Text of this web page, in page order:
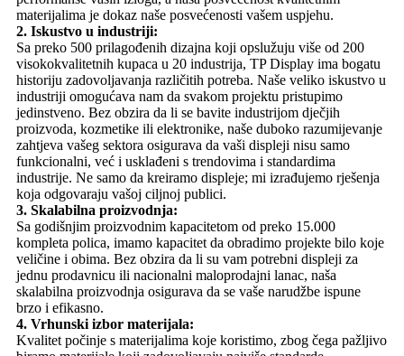
materijalima je dokaz naše posvećenosti vašem uspjehu.
2. Iskustvo u industriji:
Sa preko 500 prilagođenih dizajna koji opslužuju više od 200
visokokvalitetnih kupaca u 20 industrija, TP Display ima bogatu
historiju zadovoljavanja različitih potreba. Naše veliko iskustvo u
industriji omogućava nam da svakom projektu pristupimo
jedinstveno. Bez obzira da li se bavite industrijom dječjih
proizvoda, kozmetike ili elektronike, naše duboko razumijevanje
zahtjeva vašeg sektora osigurava da vaši displeji nisu samo
funkcionalni, već i usklađeni s trendovima i standardima
industrije. Ne samo da kreiramo displeje; mi izrađujemo rješenja
koja odgovaraju vašoj ciljnoj publici.
3. Skalabilna proizvodnja:
Sa godišnjim proizvodnim kapacitetom od preko 15.000
kompleta polica, imamo kapacitet da obradimo projekte bilo koje
veličine i obima. Bez obzira da li su vam potrebni displeji za
jednu prodavnicu ili nacionalni maloprodajni lanac, naša
skalabilna proizvodnja osigurava da se vaše narudžbe ispune
brzo i efikasno.
4. Vrhunski izbor materijala:
Kvalitet počinje s materijalima koje koristimo, zbog čega pažljivo